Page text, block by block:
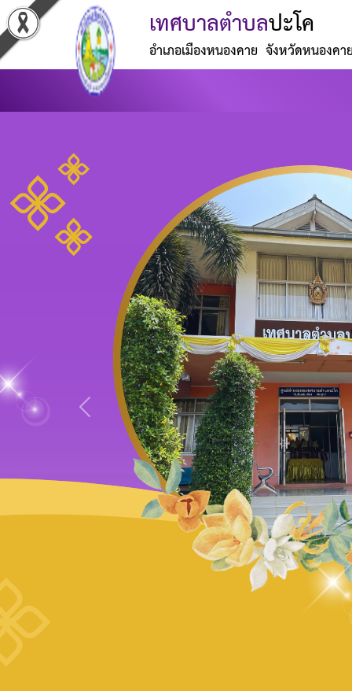
เทศบาลตำบลปะโค
อำเภอเมืองหนองคาย จังหวัดหนองคา
Previous